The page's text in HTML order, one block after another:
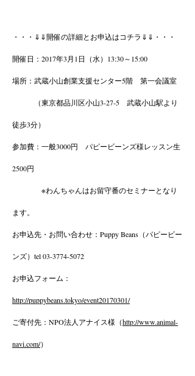
・・・⇓⇓開催の詳細とお申込はコチラ⇓⇓・・・
開催日：2017年3月1日（水）13:30～15:00
場所：武蔵小山創業支援センター5階 第一会議室
（東京都品川区小山3-27-5 武蔵小山駅より
徒歩3分）
参加費：一般3000円 パピービーンズ様レッスン生
2500円
※わんちゃんはお留守番のセミナーとなり
ます。
お申込先・お問い合わせ：Puppy Beans（パピービー
ンズ）tel 03-3774-5072
お申込フォーム：
http://puppybeans.tokyo/event20170301/
ご寄付先：NPO法人アナイス様（http://www.animal-
navi.com/）